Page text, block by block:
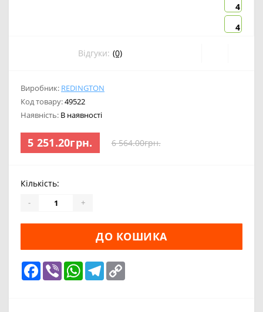
4
4
Відгуки: (0)
Виробник: REDINGTON
Код товару:49522
Наявність: В наявності
5 251.20грн. 6 564.00грн.
Кількість:
- +
ДО КОШИКА
Facebook
Viber WhatsApp
Telegram